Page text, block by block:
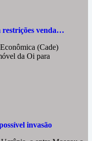
restrições venda…
(Cade)
da Oi para
invasão